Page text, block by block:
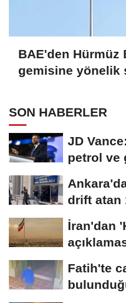
BAE'den Hürmüz
gemisine yönelik
SON HABERLER
JD
petrol ve
drift atan
gözaltına...
İran'dan
Fatih'te